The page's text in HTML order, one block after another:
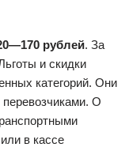
рублей. За
и скидки
категорий. Они
перевозчиками. О
в кассе